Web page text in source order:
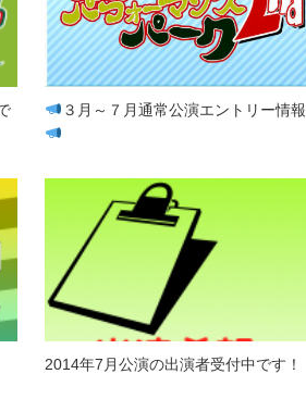
３月～７月通常公演エントリー情報
2014年7月公演の出演者受付中です！